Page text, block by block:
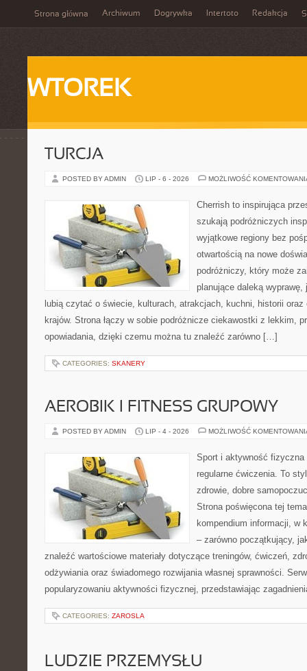
Strona główna Archiwum Dogrywka Intertoto Redakcja
WTOREK
TURCJA
POSTED BY ADMIN LIP - 6 - 2026 MOŻLIWOŚĆ
Cherrish to inspirująca
szukają podróżniczych
wyjątkowe regiony bez
otwartością na nowe
podróżniczy, który może
planujące daleką
lubią czytać o świecie, kulturach, atrakcjach, kuchni, historii
krajów. Strona łączy w sobie podróżnicze ciekawostki z lekkim,
opowiadania, dzięki czemu można tu znaleźć zarówno […]
CATEGORIES: SKANERY
AEROBIK I FITNESS GRUPOWY
POSTED BY ADMIN LIP - 4 - 2026 MOŻLIWOŚĆ
Sport i aktywność
regularne ćwiczenia. To
zdrowie, dobre
Strona poświęcona tej
kompendium informacji, w
– zarówno początkujący,
znaleźć wartościowe materiały dotyczące treningów, ćwiczeń,
odżywiania oraz świadomego rozwijania własnej sprawności.
popularyzowaniu aktywności fizycznej, przedstawiając
CATEGORIES: ZAROSLA
LUDZIE PRZEMYSŁU